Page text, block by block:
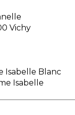
Vichy
Isabelle Blanc
Isabelle